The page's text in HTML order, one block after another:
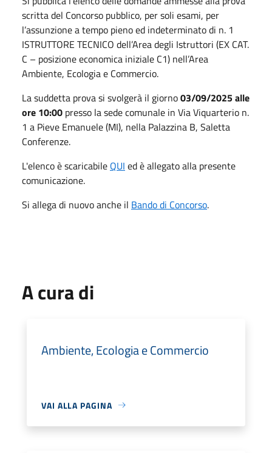
scritta del Concorso pubblico, per soli esami, per
l’assunzione a tempo pieno ed indeterminato di n. 1
ISTRUTTORE TECNICO dell’Area degli Istruttori (EX CAT.
C – posizione economica iniziale C1) nell’Area
Ambiente, Ecologia e Commercio.
La suddetta prova si svolgerà il giorno03/09/2025 alle
ore 10:00 presso la sede comunale in Via Viquarterio n.
1 a Pieve Emanuele (MI), nella Palazzina B, Saletta
Conferenze.
L'elenco è scaricabile QUI ed è allegato alla presente
comunicazione.
Si allega di nuovo anche il Bando di Concorso.
A cura di
Ambiente, Ecologia e Commercio
VAI ALLA PAGINA